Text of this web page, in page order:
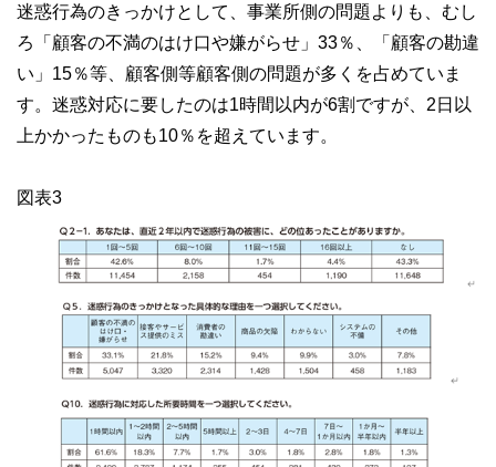
迷惑行為のきっかけとして、事業所側の問題よりも、むし
ろ「顧客の不満のはけ口や嫌がらせ」33％、「顧客の勘違
い」15％等、顧客側等顧客側の問題が多くを占めていま
す。迷惑対応に要したのは1時間以内が6割ですが、2日以
上かかったものも10％を超えています。
図表3